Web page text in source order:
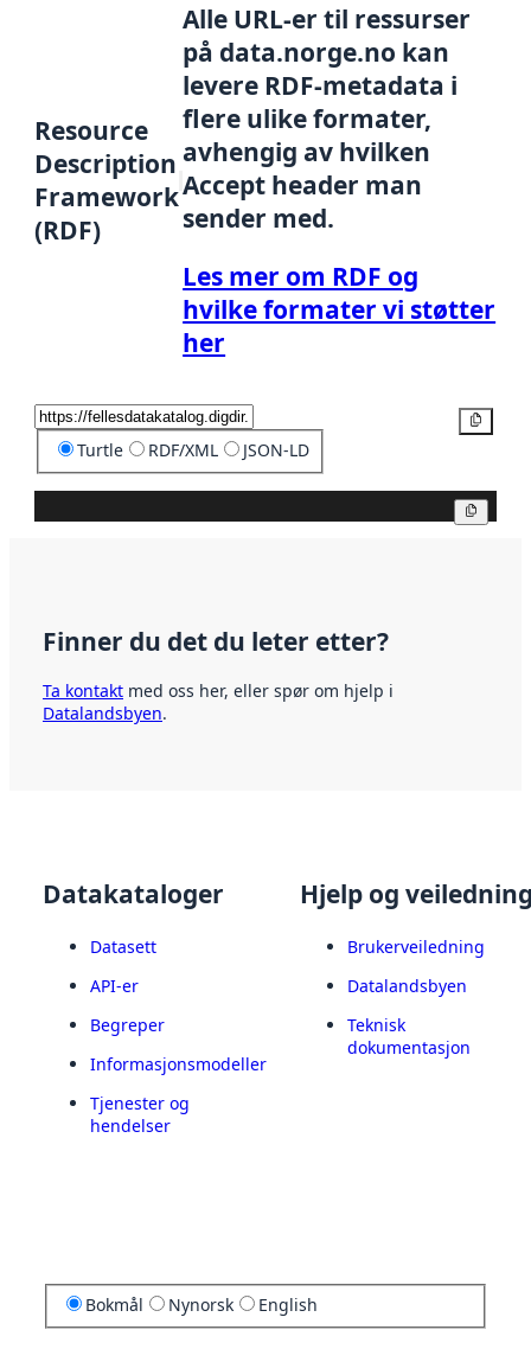
Resource
Description
Framework
(RDF)
Alle URL-er til ressurser
på data.norge.no kan
levere RDF-metadata i
flere ulike formater,
avhengig av hvilken
Accept header man
sender med.
Les mer om RDF og
hvilke formater vi støtter
her
Turtle RDF/XML JSON-LD
Finner du det du leter etter?
Ta kontakt med oss her, eller spør om hjelp i
Datalandsbyen.
Datakataloger
Datasett
API-er
Begreper
Informasjonsmodeller
Tjenester og
hendelser
Hjelp og
Brukerveiledning
Datalandsbyen
Teknisk
dokumentasjon
Bokmål Nynorsk English